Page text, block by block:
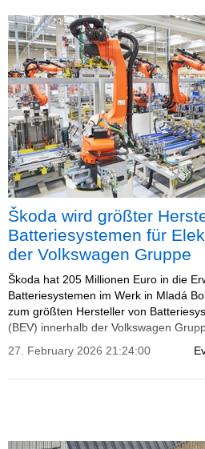
Škoda wird größter
Batteriesystemen für
der Volkswagen Gruppe
Škoda hat 205 Millionen Euro in die
Batteriesystemen im Werk in Mladá
zum größten Hersteller von
(BEV) innerhalb der Volkswagen
27. February 2026 21:24:00